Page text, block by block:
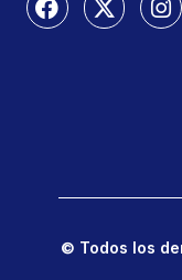
© Todos los